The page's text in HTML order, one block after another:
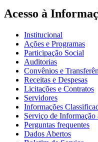
Acesso à
Institucional
Ações e Programas
Participação Social
Auditorias
Convênios e
Receitas e Despesas
Licitações e Contratos
Servidores
Informações
Serviço de
Perguntas frequentes
Dados Abertos